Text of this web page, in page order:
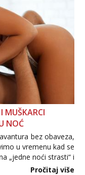
MUŠKARCI
NOĆ
bez obaveza,
u vremenu kad se
„jedne noći strasti“ i
misle žene, a što
Pročitaj više